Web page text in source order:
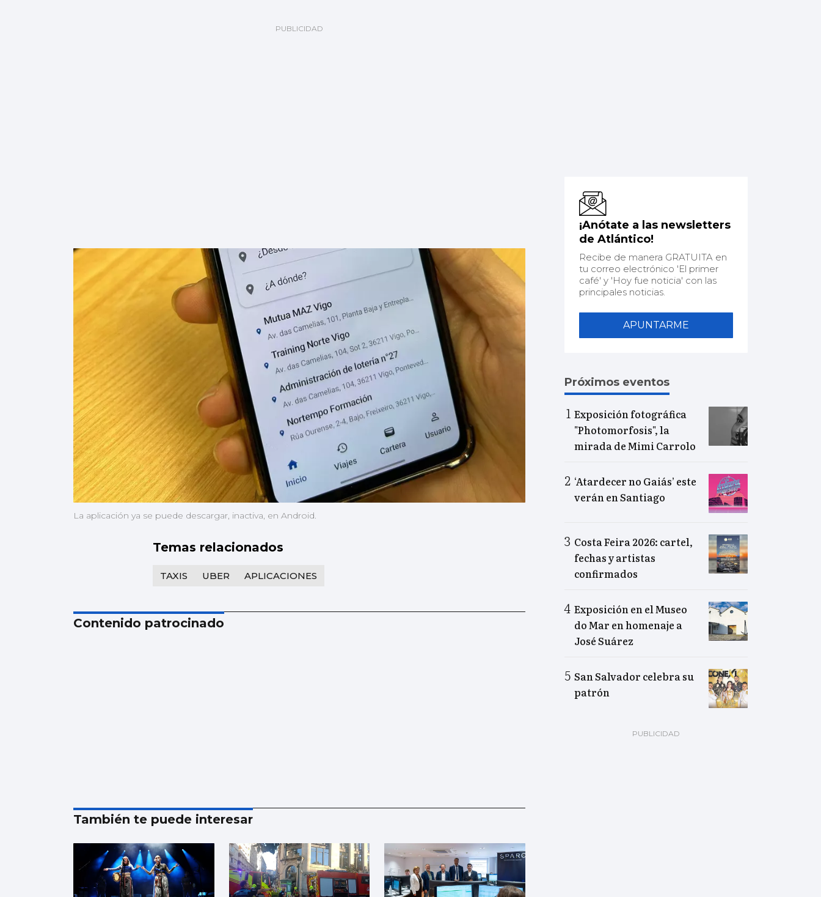
La aplicación ya se puede descargar, inactiva, en Android.
Temas relacionados
TAXIS UBER APLICACIONES
Contenido patrocinado
También te puede interesar
¡Anótate a las newsletters
de Atlántico!
Recibe de manera GRATUITA en
tu correo electrónico 'El primer
café' y 'Hoy fue noticia' con las
principales noticias.
APUNTARME
Próximos eventos
Exposición fotográfica
"Photomorfosis", la
mirada de Mimi Carrolo
‘Atardecer no Gaiás’ este
verán en Santiago
Costa Feira 2026: cartel,
fechas y artistas
confirmados
Exposición en el Museo
do Mar en homenaje a
José Suárez
San Salvador celebra su
patrón